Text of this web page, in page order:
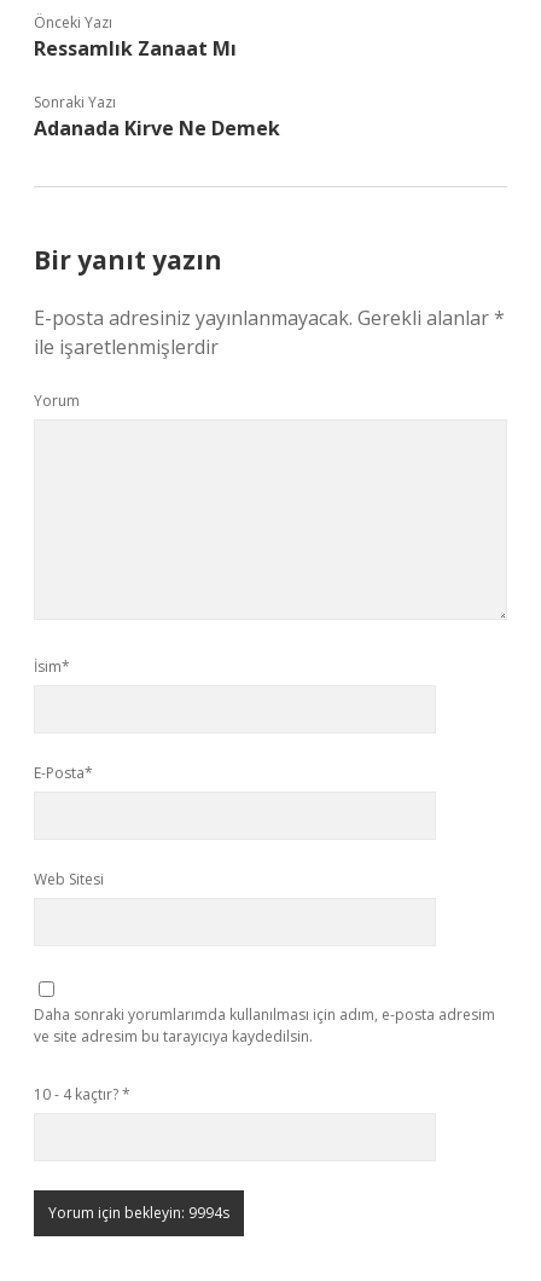
Önceki Yazı
Ressamlık Zanaat Mı
Sonraki Yazı
Adanada Kirve Ne Demek
Bir yanıt yazın
E-posta adresiniz yayınlanmayacak. Gerekli alanlar*
ile işaretlenmişlerdir
Yorum
İsim*
E-Posta*
Web Sitesi
Daha sonraki yorumlarımda kullanılması için adım, e-posta adresim
ve site adresim bu tarayıcıya kaydedilsin.
10 - 4 kaçtır?*